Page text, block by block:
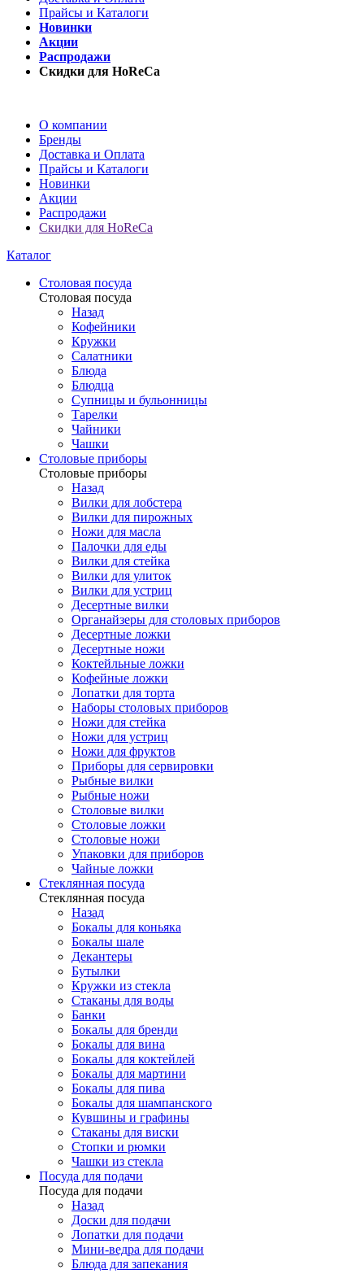
Прайсы и Каталоги
Новинки
Акции
Распродажи
Скидки для HoReCa
О компании
Бренды
Доставка и Оплата
Прайсы и Каталоги
Новинки
Акции
Распродажи
Скидки для HoReCa
Каталог
Столовая посуда
Столовая посуда
Назад
Кофейники
Кружки
Салатники
Блюда
Блюдца
Супницы и бульонницы
Тарелки
Чайники
Чашки
Cтоловые приборы
Cтоловые приборы
Назад
Вилки для лобстера
Вилки для пирожных
Ножи для масла
Палочки для еды
Вилки для стейка
Вилки для улиток
Вилки для устриц
Десертные вилки
Органайзеры для столовых приборов
Десертные ложки
Десертные ножи
Коктейльные ложки
Кофейные ложки
Лопатки для торта
Наборы столовых приборов
Ножи для стейка
Ножи для устриц
Ножи для фруктов
Приборы для сервировки
Рыбные вилки
Рыбные ножи
Столовые вилки
Столовые ложки
Столовые ножи
Упаковки для приборов
Чайные ложки
Стеклянная посуда
Стеклянная посуда
Назад
Бокалы для коньяка
Бокалы шале
Декантеры
Бутылки
Кружки из стекла
Стаканы для воды
Банки
Бокалы для бренди
Бокалы для вина
Бокалы для коктейлей
Бокалы для мартини
Бокалы для пива
Бокалы для шампанского
Кувшины и графины
Стаканы для виски
Стопки и рюмки
Чашки из стекла
Посуда для подачи
Посуда для подачи
Назад
Доски для подачи
Лопатки для подачи
Мини-ведра для подачи
Блюда для запекания